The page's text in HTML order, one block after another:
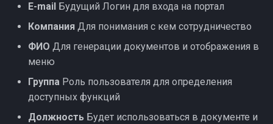
времени
Доработки октября
Обновление безопасности
E-mail Будущий Логин для входа на портал
Компания Для понимания с кем сотрудничество
ФИО Для генерации документов и отображения в
меню
Группа Роль пользователя для определения
доступных функций
Должность Будет использоваться в документе и